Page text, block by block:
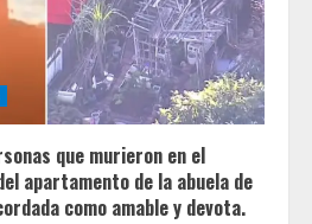
que murieron en el
apartamento de la abuela de
como amable y devota.